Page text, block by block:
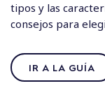
tipos y las
consejos para
IR A LA GUÍA